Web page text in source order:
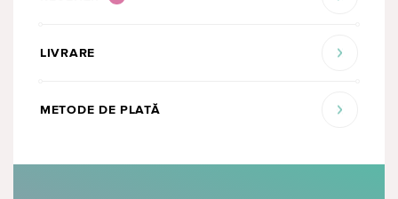
LIVRARE
METODE DE PLATĂ